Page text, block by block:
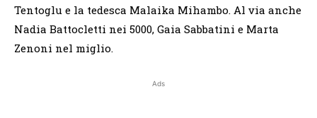
Tentoglu e la tedesca Malaika Mihambo. Al via anche
Nadia Battocletti nei 5000, Gaia Sabbatini e Marta
Zenoni nel miglio.
Ads